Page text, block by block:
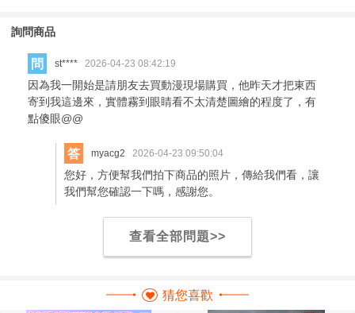
詢問商品
問 st**** 2026-04-23 08:42:19
因為我一開始是請朋友去買動漫現場購買，他昨天才把東西
寄到我這邊來，實體霧到眼睛看不太清楚圖繪的程度了，有
點傻眼@@
答 myacg2 2026-04-23 09:50:04
您好，方便幫我們拍下商品的照片，傳給我們看，讓
我們幫您確認一下嗎，感謝您。
查看全部問題>>
猜您喜歡